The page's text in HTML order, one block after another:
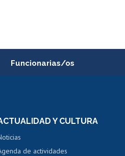
Funcionarias/os
Portal de movilidad interna
Certificado de renta
Certificado de renta
Y CULTURA
de actividades